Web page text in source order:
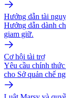
Hướng dẫn tài
Hướng dẫn dành
giam giữ.
Cơ hội tài trợ
Yêu cầu chính
cho Sở quản chế